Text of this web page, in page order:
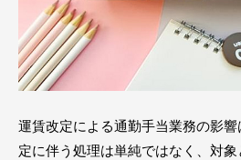
運賃改定による通勤手当業務の影
定に伴う処理は単純ではなく、対